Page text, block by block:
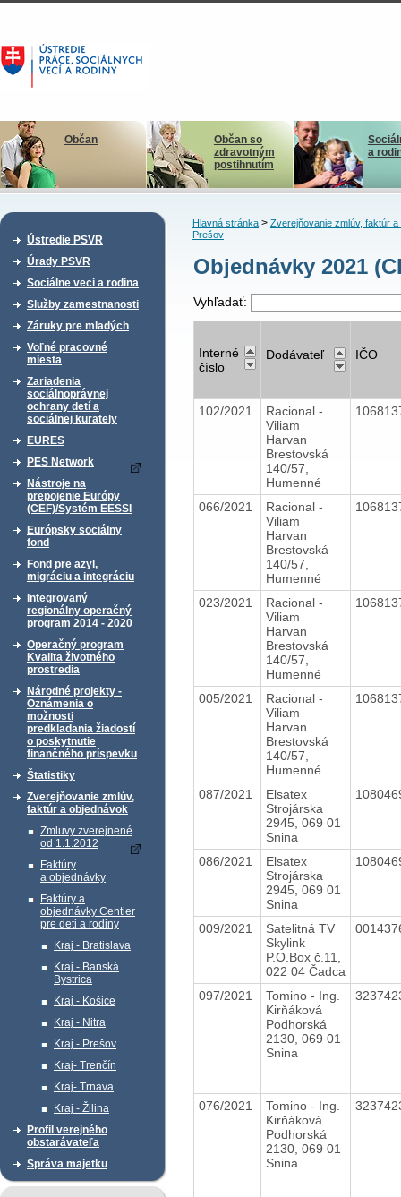
Občan
Občan so
zdravotným
postihnutím
a
Ústredie PSVR
Úrady PSVR
Sociálne veci a rodina
Služby zamestnanosti
Záruky pre mladých
Voľné pracovné
miesta
Zariadenia
sociálnoprávnej
ochrany detí a
sociálnej kurately
EURES
PES Network
Nástroje na
prepojenie Európy
(CEF)/Systém EESSI
Európsky sociálny
fond
Fond pre azyl,
migráciu a integráciu
Integrovaný
regionálny operačný
program 2014 - 2020
Operačný program
Kvalita životného
prostredia
Národné projekty -
Oznámenia o
možnosti
predkladania žiadostí
o poskytnutie
finančného príspevku
Štatistiky
Zverejňovanie zmlúv,
faktúr a objednávok
Zmluvy zverejnené
od 1.1.2012
Faktúry
a objednávky
Faktúry a
objednávky Centier
pre deti a rodiny
Kraj - Bratislava
Kraj - Banská
Bystrica
Kraj - Košice
Kraj - Nitra
Kraj - Prešov
Kraj- Trenčín
Kraj- Trnava
Kraj - Žilina
Profil verejného
obstarávateľa
Správa majetku
Hlavná stránka> Zverejňovanie zmlúv, faktúr a
Prešov
Objednávky 2021
Vyhľadať:
Interné
číslo
Dodávateľ IČO
102/2021
Racional -
Viliam
Harvan
Brestovská
140/57,
Humenné
066/2021
Racional -
Viliam
Harvan
Brestovská
140/57,
Humenné
023/2021
Racional -
Viliam
Harvan
Brestovská
140/57,
Humenné
005/2021
Racional -
Viliam
Harvan
Brestovská
140/57,
Humenné
087/2021
Elsatex
Strojárska
2945, 069 01
Snina
086/2021
Elsatex
Strojárska
2945, 069 01
Snina
009/2021
Satelitná TV
Skylink
P.O.Box č.11,
022 04 Čadca
097/2021
Tomino - Ing.
Kirňáková
Podhorská
2130, 069 01
Snina
076/2021
Tomino - Ing.
Kirňáková
Podhorská
2130, 069 01
Snina